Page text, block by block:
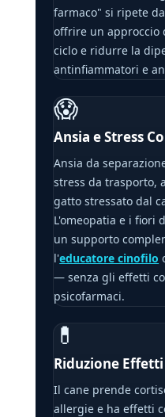
farmaco" si ripete
offrire un approccio
ciclo e ridurre la
antinfiammatori e
😱
Ansia e Stress
Ansia da
stress da trasporto,
gatto stressato dal
L'omeopatia e i fiori
un supporto
l'educatore cinofilo
— senza gli effetti
psicofarmaci.
💊
Riduzione
Il cane prende
allergie e ha effetti